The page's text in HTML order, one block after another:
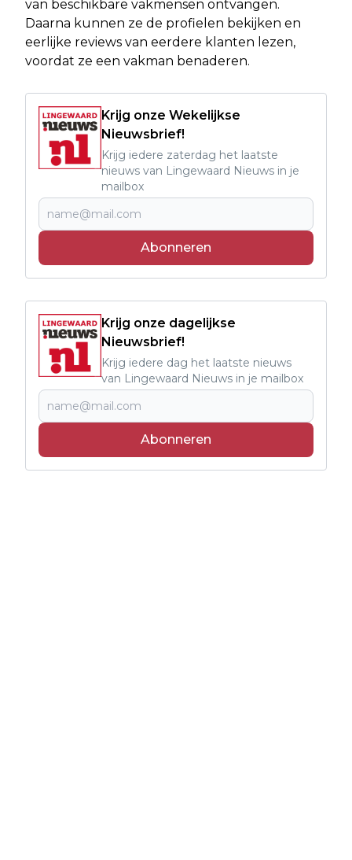
van beschikbare vakmensen ontvangen.
Daarna kunnen ze de profielen bekijken en
eerlijke reviews van eerdere klanten lezen,
voordat ze een vakman benaderen.
Krijg onze Wekelijkse
Nieuwsbrief!
Krijg iedere zaterdag het laatste
nieuws van Lingewaard Nieuws in je
mailbox
Abonneren
Krijg onze dagelijkse
Nieuwsbrief!
Krijg iedere dag het laatste nieuws
van Lingewaard Nieuws in je mailbox
Abonneren